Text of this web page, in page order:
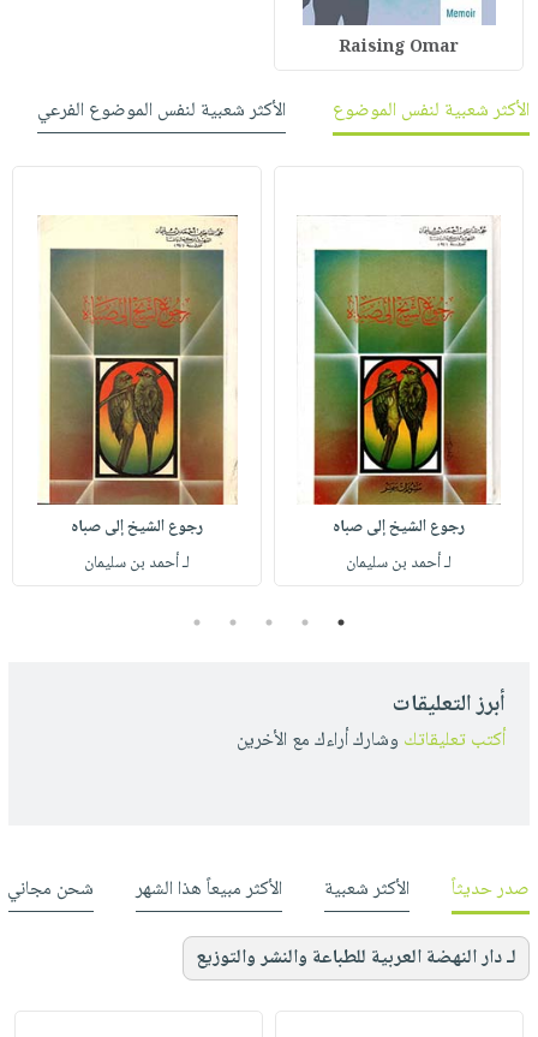
Raising Omar
الأكثر شعبية لنفس الموضوع الأكثر شعبية لنفس الموضوع الفرعي
رجوع الشيخ إلى صباه
لـ أحمد بن سليمان
رجوع الشيخ إلى صباه
لـ أحمد بن سليمان
1
2
3
4
5
أبرز التعليقات
أكتب تعليقاتك وشارك أراءك مع الأخرين
صدر حديثاً الأكثر شعبية الأكثر مبيعاً هذا الشهر شحن مجاني
لـ دار النهضة العربية للطباعة والنشر والتوزيع